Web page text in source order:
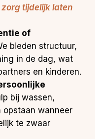
zorg tijdelijk laten
of
bieden structuur,
in de dag, wat
en kinderen.
bij wassen,
opstaan wanneer
te zwaar